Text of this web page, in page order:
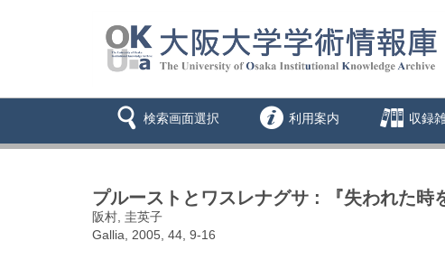
検索画面選択 利用案内 収録
プルーストとワスレナグサ : 『失われた時
阪村, 圭英子
Gallia, 2005, 44, 9-16